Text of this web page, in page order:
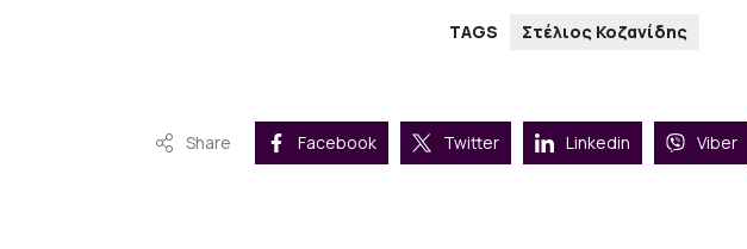
TAGS Στέλιος Κοζανίδης
Share Facebook Twitter Linkedin Viber